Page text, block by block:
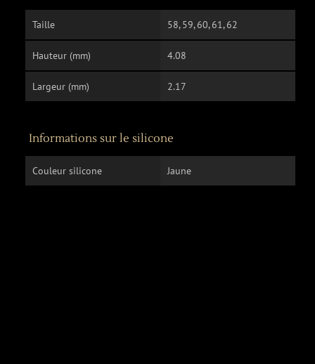
Taille 58, 59, 60, 61, 62
Hauteur (mm) 4.08
Largeur (mm) 2.17
Informations sur le silicone
Couleur silicone Jaune